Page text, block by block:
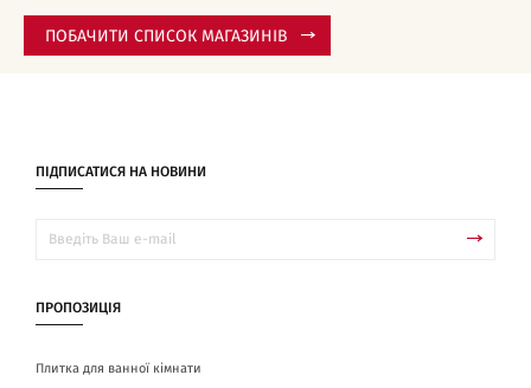
ПОБАЧИТИ СПИСОК МАГАЗИНІВ
ПІДПИСАТИСЯ НА НОВИНИ
ПРОПОЗИЦІЯ
Плитка для ванної кімнати